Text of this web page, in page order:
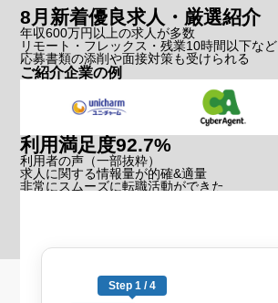
8月新着優良求人・厳選紹介
年収600万円以上の求人が多数
リモート・フレックス・残業10時間以下など
応募書類の添削や面接対策も受けられる
ご紹介企業の例
利用満足度92.7%
利用者の声 （一部抜粋）
求人に関する情報量が的確&適量
非常にスムーズに転職活動ができた
Step 1 / 4